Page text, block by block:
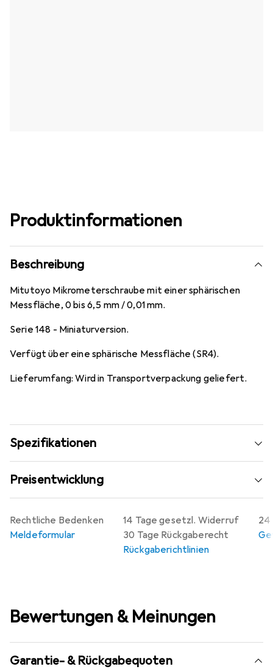
Produktinformationen
Beschreibung
Mitutoyo Mikrometerschraube mit einer sphärischen
Messfläche, 0 bis 6,5 mm / 0,01 mm.
Serie 148 - Miniaturversion.
Verfügt über eine sphärische Messfläche (SR4).
Lieferumfang: Wird in Transportverpackung geliefert.
Spezifikationen
Preisentwicklung
14 Tage gesetzl. Widerruf
30 Tage Rückgaberecht
Rückgaberichtlinien
24
Rechtliche Bedenken
Meldeformular
Bewertungen & Meinungen
Garantie- & Rückgabequoten